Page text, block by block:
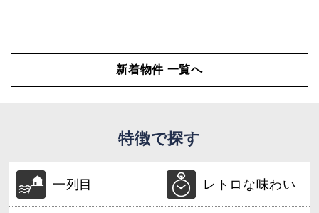
新着物件 一覧へ
特徴で探す
一列目 レトロな味わい